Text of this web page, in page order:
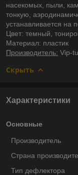
насекомых, пыли,
тонкую,
устанавливается на
Цвет: темный,
Материал: пластик
Производитель: Vip-
Скрыть
Характеристики
Основные
Производитель
Страна
Тип дефлектора